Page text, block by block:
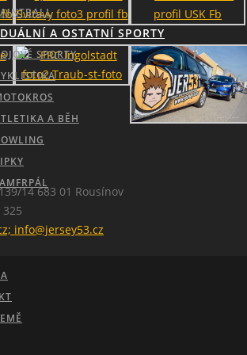
A OSTATNÍ SPORTY
SPORTY
A BĚH
14 683 01 Rousínov
325
info@jersey53.cz